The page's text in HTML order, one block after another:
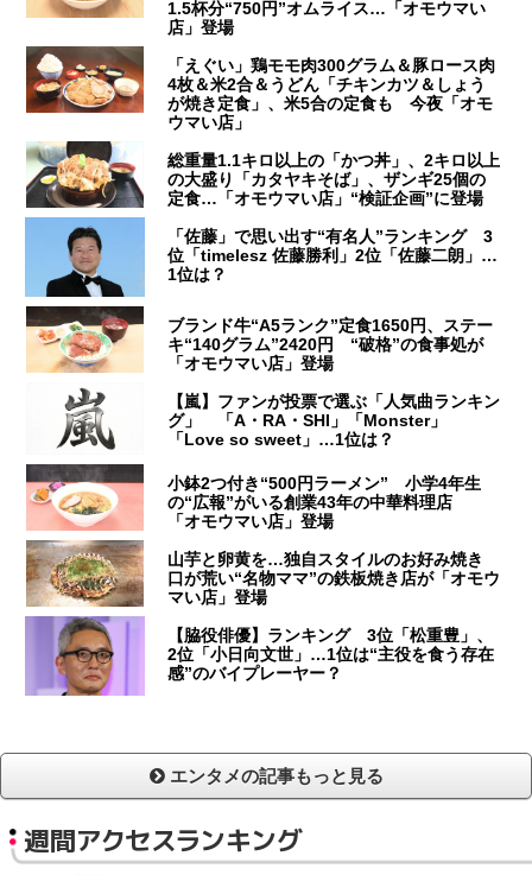
1.5杯分“750円”オムライス…「オモウマい
店」登場
「えぐい」鶏モモ肉300グラム＆豚ロース肉
4枚＆米2合＆うどん「チキンカツ＆しょう
が焼き定食」、米5合の定食も 今夜「オモ
ウマい店」
総重量1.1キロ以上の「かつ丼」、2キロ以上
の大盛り「カタヤキそば」、ザンギ25個の
定食…「オモウマい店」“検証企画”に登場
「佐藤」で思い出す“有名人”ランキング 3
位「timelesz 佐藤勝利」2位「佐藤二朗」…
1位は？
ブランド牛“A5ランク”定食1650円、ステー
キ“140グラム”2420円 “破格”の食事処が
「オモウマい店」登場
【嵐】ファンが投票で選ぶ「人気曲ランキン
グ」 「A・RA・SHI」「Monster」
「Love so sweet」…1位は？
小鉢2つ付き“500円ラーメン” 小学4年生
の“広報”がいる創業43年の中華料理店
「オモウマい店」登場
山芋と卵黄を…独自スタイルのお好み焼き
口が荒い“名物ママ”の鉄板焼き店が「オモウ
マい店」登場
【脇役俳優】ランキング 3位「松重豊」、
2位「小日向文世」…1位は“主役を食う存在
感”のバイプレーヤー？
エンタメの記事もっと見る
週間アクセスランキング